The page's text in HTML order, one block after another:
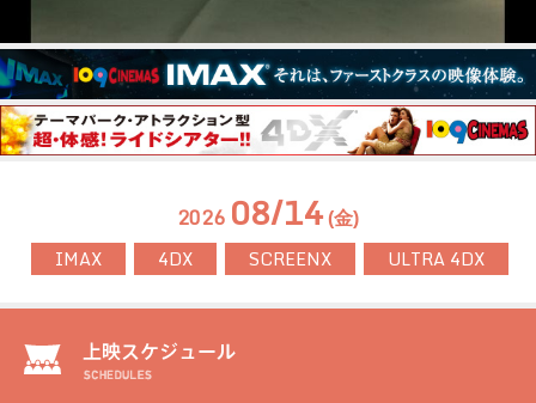
2026 08/14 (金)
IMAX 4DX SCREENX ULTRA 4DX